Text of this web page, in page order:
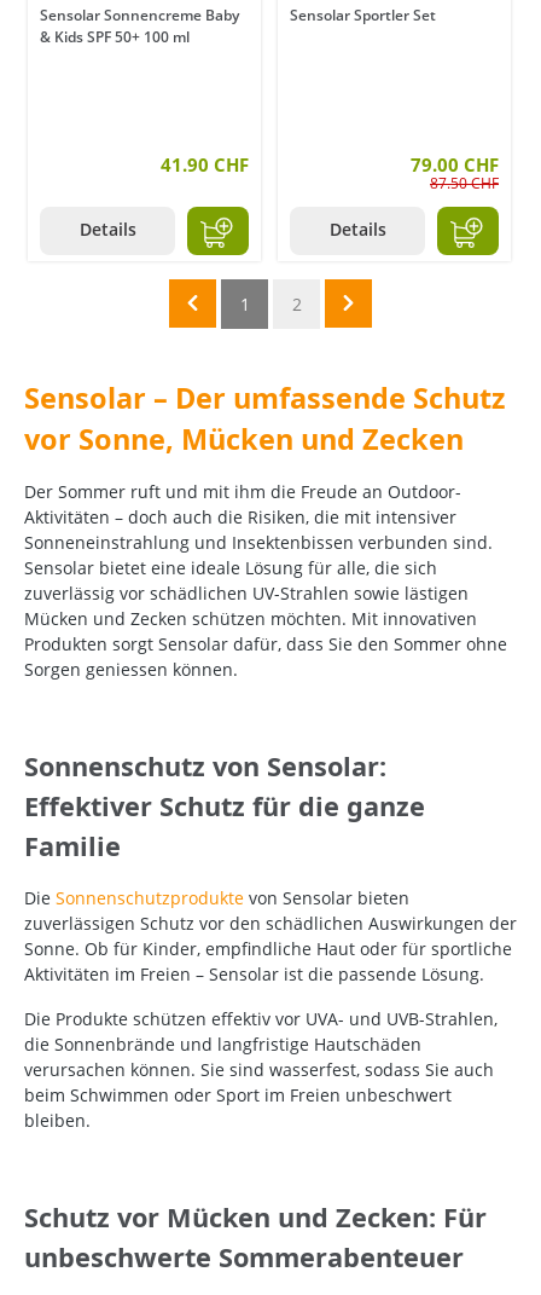
Sensolar Sonnencreme Baby
& Kids SPF 50+ 100 ml
41.90 CHF
Details
Sensolar Sportler Set
79.00 CHF
87.50 CHF
Details
1 2
Sensolar – Der umfassende Schutz
vor Sonne, Mücken und Zecken
Der Sommer ruft und mit ihm die Freude an Outdoor-
Aktivitäten – doch auch die Risiken, die mit intensiver
Sonneneinstrahlung und Insektenbissen verbunden sind.
Sensolar bietet eine ideale Lösung für alle, die sich
zuverlässig vor schädlichen UV-Strahlen sowie lästigen
Mücken und Zecken schützen möchten. Mit innovativen
Produkten sorgt Sensolar dafür, dass Sie den Sommer ohne
Sorgen geniessen können.
Sonnenschutz von Sensolar:
Effektiver Schutz für die ganze
Familie
Die Sonnenschutzprodukte von Sensolar bieten
zuverlässigen Schutz vor den schädlichen Auswirkungen der
Sonne. Ob für Kinder, empfindliche Haut oder für sportliche
Aktivitäten im Freien – Sensolar ist die passende Lösung.
Die Produkte schützen effektiv vor UVA- und UVB-Strahlen,
die Sonnenbrände und langfristige Hautschäden
verursachen können. Sie sind wasserfest, sodass Sie auch
beim Schwimmen oder Sport im Freien unbeschwert
bleiben.
Schutz vor Mücken und Zecken: Für
unbeschwerte Sommerabenteuer